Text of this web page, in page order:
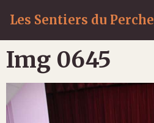
Les Sentiers du Perche
Img 0645